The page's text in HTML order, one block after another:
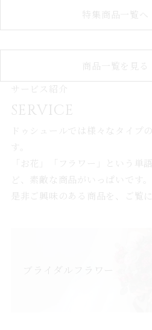
特集商品一覧へ
商品一覧を見る
サービス紹介
SERVICE
ドゥシュールでは様々なタイプ
す。
「お花」「フラワー」という単
ど、素敵な商品がいっぱいです。
是非ご興味のある商品を、ご覧
ブライダルフラワー